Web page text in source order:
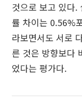
것으로 보고 있다.
률 차이는 0.56%
라보면서도 서로
른 것은 방향보다
었다는 평가다.